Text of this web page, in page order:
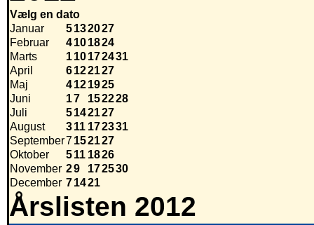
Vælg en dato
Januar
5132027
Februar
4101824
Marts
110172431
April
6122127
Maj
4121925
Juni
17 152228
Juli
5142127
August
311 172331
September7152127
Oktober
511 1826
November 29 172530
December 71421
Årslisten 2012